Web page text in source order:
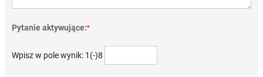
Pytanie aktywujące:*
Wpisz w pole wynik: 1(-)8